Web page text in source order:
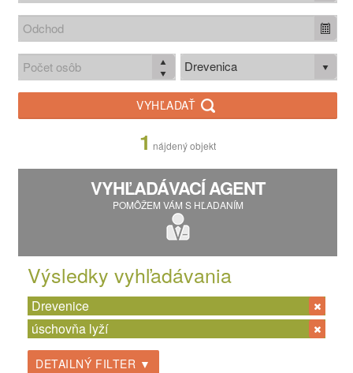
Drevenica
VYHĽADAŤ
1 nájdený objekt
VYHĽADÁVACÍ AGENT
POMÔŽEM VÁM S HĽADANÍM
Výsledky vyhľadávania
Drevenice
úschovňa lyží
DETAILNÝ FILTER ▼